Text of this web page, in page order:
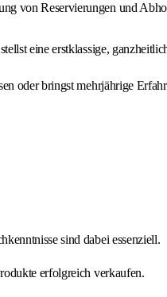
von Reservierungen und
eine erstklassige,
oder bringst mehrjährige
sind dabei essenziell.
erfolgreich verkaufen.